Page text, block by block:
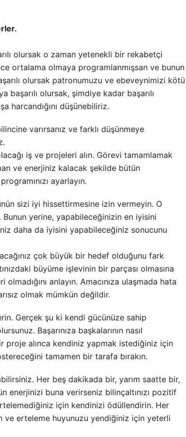
olursak o zaman yetenekli bir rekabetçi
ortalama olmaya programlanmışsan ve bunun
olursak patronumuzu ve ebeveynimizi kötü
başarılı olursak, şimdiye kadar başarılı
harcandığını düşünebiliriz.
varırsanız ve farklı düşünmeye
iş ve projeleri alın. Görevi tamamlamak
ve enerjiniz kalacak şekilde bütün
ayarlayın.
sizi iyi hissettirmesine izin vermeyin. O
yerine, yapabileceğinizin en iyisini
daha da iyisini yapabileceğiniz sonucunu
çok büyük bir hedef olduğunu fark
büyüme işlevinin bir parçası olmasına
anlayın. Amacınıza ulaşmada hata
olmak mümkün değildir.
Gerçek şu ki kendi gücünüze sahip
Başarınıza başkalarının nasıl
proje alınca kendiniz yapmak istediğiniz için
tamamen bir tarafa bırakın.
Her beş dakikada bir, yarım saatte bir,
enerjinizi buna verirseniz bilinçaltınızı pozitif
için kendinizi ödüllendirin. Her
ve erteleme huyunuzu yendiğiniz için yeterli